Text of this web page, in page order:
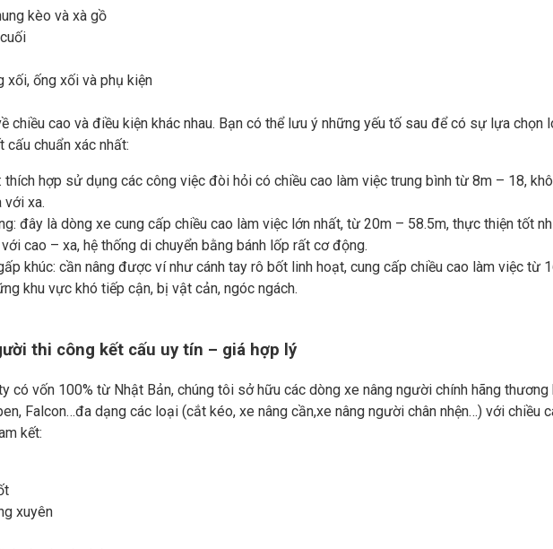
kèo và xà gồ
xối, ống xối và phụ kiện
chiều cao và điều kiện khác nhau. Bạn có thể lưu ý những yếu tố sau để có sự lựa chọn
chuẩn xác nhất:
hợp sử dụng các công việc đòi hỏi có chiều cao làm việc trung bình từ 8m – 18,
với xa.
đây là dòng xe cung cấp chiều cao làm việc lớn nhất, từ 20m – 58.5m, thực thiện tốt
cao – xa, hệ thống di chuyển bằng bánh lốp rất cơ động.
khúc: cần nâng được ví như cánh tay rô bốt linh hoạt, cung cấp chiều cao làm việc từ
khu vực khó tiếp cận, bị vật cản, ngóc ngách.
thi công kết cấu uy tín – giá hợp lý
có vốn 100% từ Nhật Bản, chúng tôi sở hữu các dòng xe nâng người chính hãng thương
Falcon…đa dạng các loại (cắt kéo, xe nâng cần,xe nâng người chân nhện…) với chiều
kết:
xuyên